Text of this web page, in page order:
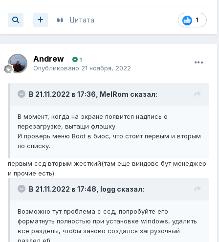
1
Цитата
Andrew 1
Опубликовано 21 ноября, 2022
В 21.11.2022 в 17:36, MelRom сказал:
В момент, когда на экране появится надпись о
перезагрузке, вытащи флэшку.
И проверь меню Boot в биос, что стоит первым и вторым
по списку.
первым ссд вторым жесткий(там еще виндовс бут менеджер
и прочие есть)
В 21.11.2022 в 17:48, logg сказал:
Возможно тут проблема с ссд, попробуйте его
форматнуть полностью при установке windows, удалить
все разделы, чтобы заново создался загрузочный
раздел efi